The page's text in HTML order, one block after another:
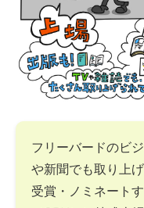
フリーバードのビ
や新聞でも取り上
受賞・ノミネート